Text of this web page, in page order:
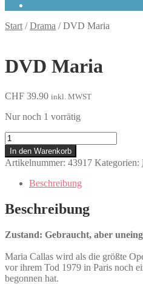
Start /Drama /DVD Maria
DVD Maria
CHF 39.90 inkl. MWST
Nur noch 1 vorrätig
Maria
Menge
In den Warenkorb
Artikelnummer: 43917 Kategorien:
Beschreibung
Beschreibung
Zustand: Gebraucht, aber
Maria Callas wird als die größte
vor ihrem Tod 1979 in Paris noch
begonnen hat.